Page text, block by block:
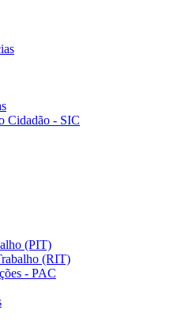
Cidadão - SIC
(PIT)
(RIT)
- PAC